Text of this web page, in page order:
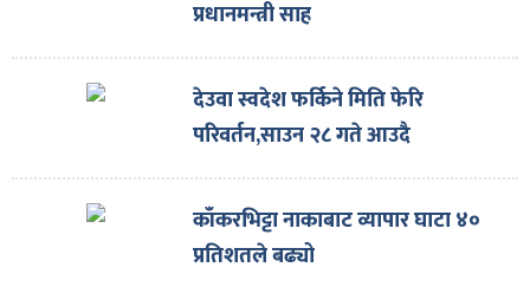
प्रधानमन्त्री साह
देउवा स्वदेश फर्किने मिति फेरि
परिवर्तन,साउन २८ गते आउदै
काँकरभिट्टा नाकाबाट व्यापार घाटा ४०
प्रतिशतले बढ्यो